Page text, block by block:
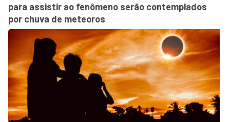
para assistir ao fenômeno serão contemplados
por chuva de meteoros